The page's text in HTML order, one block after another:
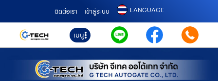
ติดต่อเรา เข้าสู่ระบบ LANGUAGE
เมนู